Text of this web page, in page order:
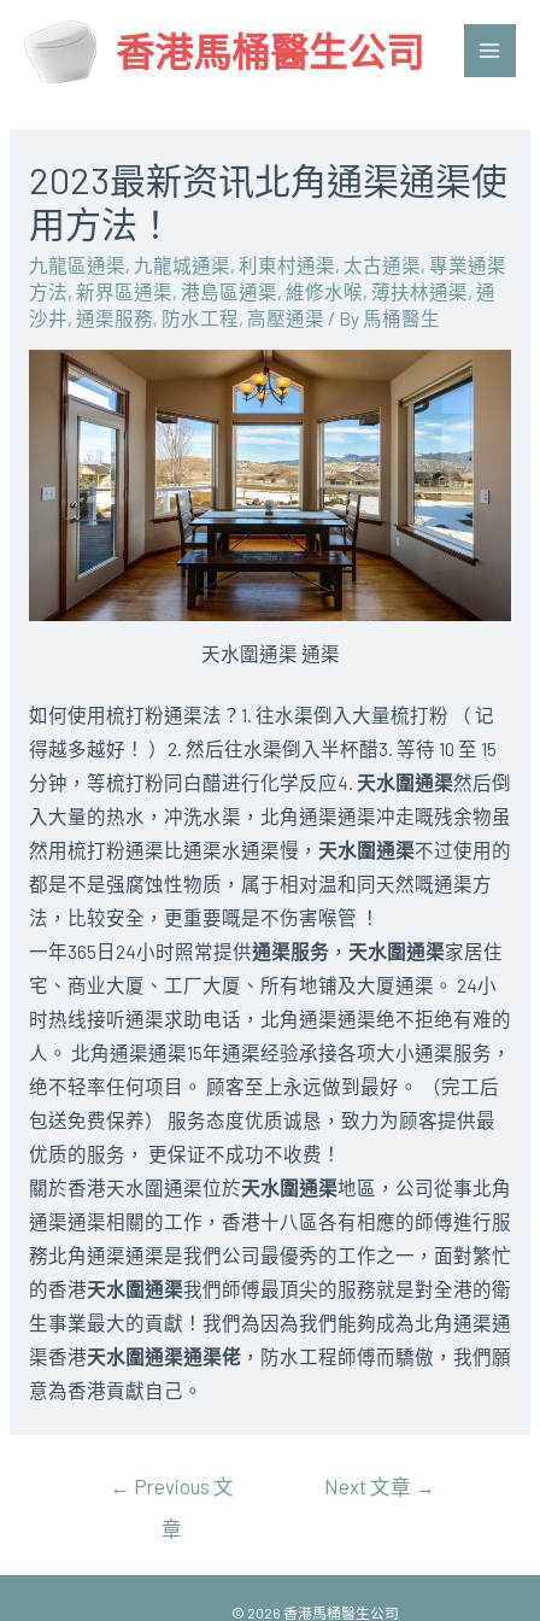
香港馬桶醫生公司
Main
2023最新资讯北角通渠通渠使
用方法！
九龍區通渠, 九龍城通渠, 利東村通渠, 太古通渠, 專業通渠
方法, 新界區通渠, 港島區通渠, 維修水喉, 薄扶林通渠, 通
沙井, 通渠服務, 防水工程, 高壓通渠 / By 馬桶醫生
天水圍通渠 通渠
如何使用梳打粉通渠法？1. 往水渠倒入大量梳打粉 （ 记
得越多越好！ ）2. 然后往水渠倒入半杯醋3. 等待 10 至 15
分钟，等梳打粉同白醋进行化学反应4. 天水圍通渠然后倒
入大量的热水，冲洗水渠，北角通渠通渠冲走嘅残余物虽
然用梳打粉通渠比通渠水通渠慢， 天水圍通渠不过使用的
都是不是强腐蚀性物质，属于相对温和同天然嘅通渠方
法，比较安全，更重要嘅是不伤害喉管 ！
一年365日24小时照常提供通渠服务， 天水圍通渠家居住
宅、商业大厦、工厂大厦、所有地铺及大厦通渠。 24小
时热线接听通渠求助电话，北角通渠通渠绝不拒绝有难的
人。 北角通渠通渠15年通渠经验承接各项大小通渠服务，
绝不轻率任何项目。 顾客至上永远做到最好。 （完工后
包送免费保养） 服务态度优质诚恳，致力为顾客提供最
优质的服务， 更保证不成功不收费！
關於香港天水圍通渠位於天水圍通渠地區，公司從事北角
通渠通渠相關的工作，香港十八區各有相應的師傅進行服
務北角通渠通渠是我們公司最優秀的工作之一，面對繁忙
的香港天水圍通渠我們師傅最頂尖的服務就是對全港的衛
生事業最大的貢獻！我們為因為我們能夠成為北角通渠通
渠香港天水圍通渠通渠佬，防水工程師傅而驕傲，我們願
意為香港貢獻自己。
覽
← Previous 文
章
Next 文章 →
© 2026 香港馬桶醫生公司